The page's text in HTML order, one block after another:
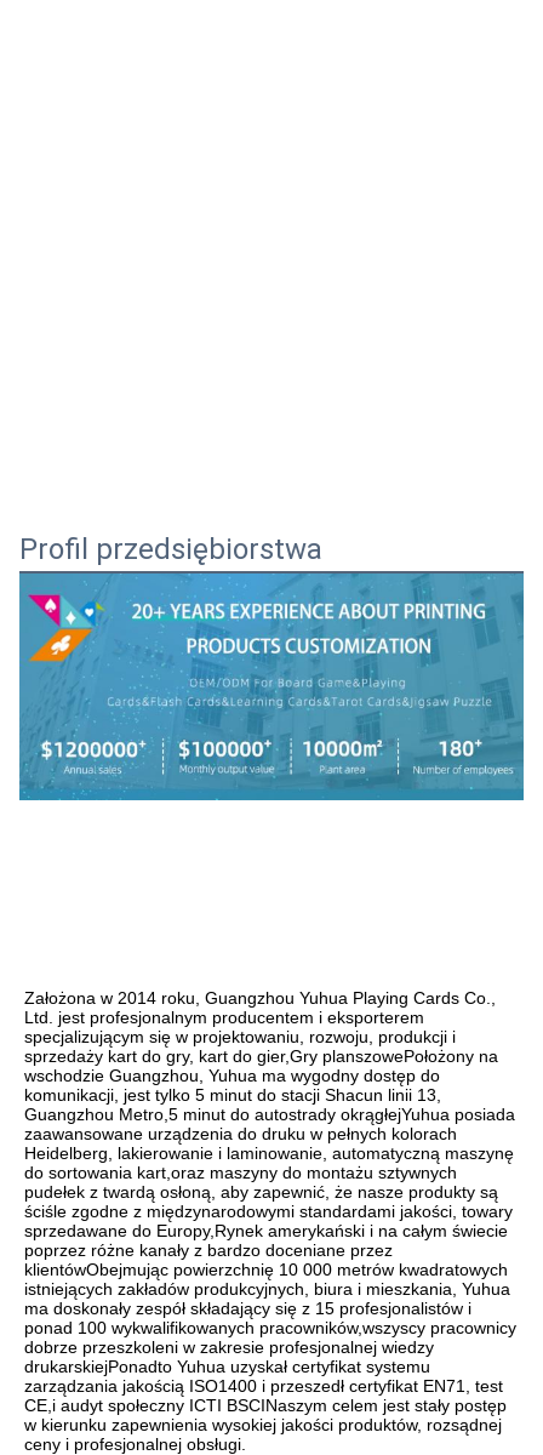
Profil przedsiębiorstwa
Założona w 2014 roku, Guangzhou Yuhua Playing Cards Co.,
Ltd. jest profesjonalnym producentem i eksporterem
specjalizującym się w projektowaniu, rozwoju, produkcji i
sprzedaży kart do gry, kart do gier,Gry planszowePołożony na
wschodzie Guangzhou, Yuhua ma wygodny dostęp do
komunikacji, jest tylko 5 minut do stacji Shacun linii 13,
Guangzhou Metro,5 minut do autostrady okrągłejYuhua posiada
zaawansowane urządzenia do druku w pełnych kolorach
Heidelberg, lakierowanie i laminowanie, automatyczną maszynę
do sortowania kart,oraz maszyny do montażu sztywnych
pudełek z twardą osłoną, aby zapewnić, że nasze produkty są
ściśle zgodne z międzynarodowymi standardami jakości, towary
sprzedawane do Europy,Rynek amerykański i na całym świecie
poprzez różne kanały z bardzo doceniane przez
klientówObejmując powierzchnię 10 000 metrów kwadratowych
istniejących zakładów produkcyjnych, biura i mieszkania, Yuhua
ma doskonały zespół składający się z 15 profesjonalistów i
ponad 100 wykwalifikowanych pracowników,wszyscy pracownicy
dobrze przeszkoleni w zakresie profesjonalnej wiedzy
drukarskiejPonadto Yuhua uzyskał certyfikat systemu
zarządzania jakością ISO1400 i przeszedł certyfikat EN71, test
CE,i audyt społeczny ICTI BSCINaszym celem jest stały postęp
w kierunku zapewnienia wysokiej jakości produktów, rozsądnej
ceny i profesjonalnej obsługi.